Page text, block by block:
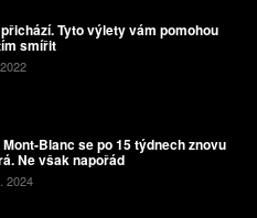
Tyto výlety vám pomohou
smířit
Mont-Blanc se po 15 týdnech znovu
Ne však napořád
2024